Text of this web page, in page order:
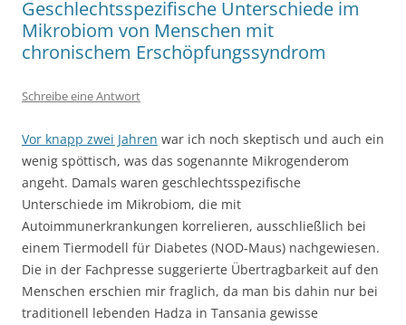
Geschlechtsspezifische Unterschiede im
Mikrobiom von Menschen mit
chronischem Erschöpfungssyndrom
Schreibe eine Antwort
Vor knapp zwei Jahren war ich noch skeptisch und auch ein
wenig spöttisch, was das sogenannte Mikrogenderom
angeht. Damals waren geschlechtsspezifische
Unterschiede im Mikrobiom, die mit
Autoimmunerkrankungen korrelieren, ausschließlich bei
einem Tiermodell für Diabetes (NOD-Maus) nachgewiesen.
Die in der Fachpresse suggerierte Übertragbarkeit auf den
Menschen erschien mir fraglich, da man bis dahin nur bei
traditionell lebenden Hadza in Tansania gewisse